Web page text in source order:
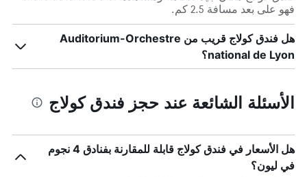
فهو على بعد مسافة 2.5 كم.
هل فندق كولاج قريب من Auditorium-Orchestre
national de Lyon؟
الأسئلة الشائعة عند حجز فندق كولاج
هل الأسعار في فندق كولاج قابلة للمقارنة بفنادق 4 نجوم
في ليون؟